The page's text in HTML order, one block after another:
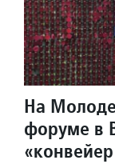
На
форуме в